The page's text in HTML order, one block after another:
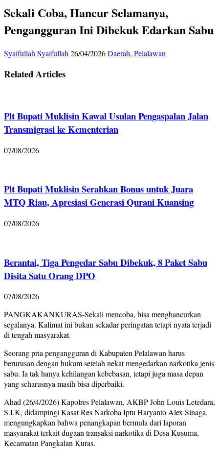
Sekali Coba, Hancur Selamanya,
Pengangguran Ini Dibekuk Edarkan Sabu
Syaifullah Syaifullah 26/04/2026Daerah, Pelalawan
Related Articles
Plt Bupati Muklisin Kawal Usulan Pengaspalan Jalan
Transmigrasi ke Kementerian
07/08/2026
Plt Bupati Muklisin Serahkan Bonus untuk Juara
MTQ Riau, Apresiasi Generasi Qurani Kuansing
07/08/2026
Berantai, Tiga Pengedar Sabu Dibekuk, 8 Paket Sabu
Disita Satu Orang DPO
07/08/2026
PANGKAKANKURAS-Sekali mencoba, bisa menghancurkan
segalanya. Kalimat ini bukan sekadar peringatan tetapi nyata terjadi
di tengah masyarakat.
Seorang pria pengangguran di Kabupaten Pelalawan harus
berurusan dengan hukum setelah nekat mengedarkan narkotika jenis
sabu. Ia tak hanya kehilangan kebebasan, tetapi juga masa depan
yang seharusnya masih bisa diperbaiki.
Ahad (26/4/2026) Kapolres Pelalawan, AKBP John Louis Letedara,
S.I.K, didampingi Kasat Res Narkoba Iptu Haryanto Alex Sinaga,
mengungkapkan bahwa penangkapan bermula dari laporan
masyarakat terkait dugaan transaksi narkotika di Desa Kusuma,
Kecamatan Pangkalan Kuras.